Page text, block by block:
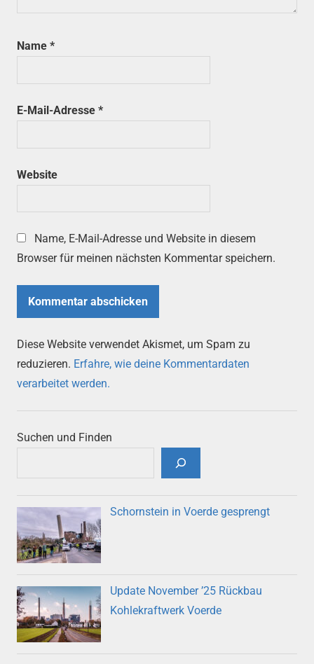
Name *
E-Mail-Adresse *
Website
Name, E-Mail-Adresse und Website in diesem
Browser für meinen nächsten Kommentar speichern.
Diese Website verwendet Akismet, um Spam zu
reduzieren. Erfahre, wie deine Kommentardaten
verarbeitet werden.
Suchen und Finden
Schornstein in Voerde gesprengt
Update November ’25 Rückbau
Kohlekraftwerk Voerde